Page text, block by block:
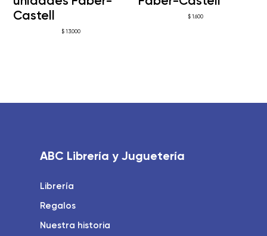
Castell
$13.000
$ 1.600
ABC Librería y Juguetería
Librería
Regalos
Nuestra historia